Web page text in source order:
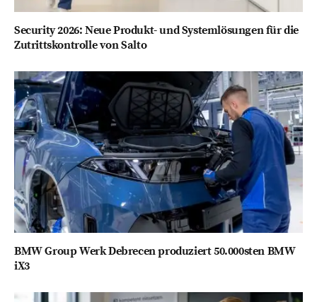
Security 2026: Neue Produkt- und Systemlösungen für die
Zutrittskontrolle von Salto
BMW Group Werk Debrecen produziert 50.000sten BMW
iX3